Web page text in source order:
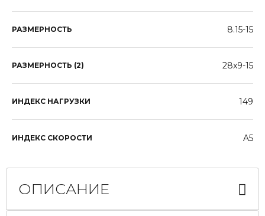
РАЗМЕРНОСТЬ 8.15-15
РАЗМЕРНОСТЬ (2) 28x9-15
ИНДЕКС НАГРУЗКИ 149
ИНДЕКС СКОРОСТИ A5
ОПИСАНИЕ